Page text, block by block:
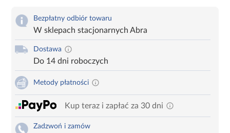
Bezpłatny odbiór towaru
W sklepach stacjonarnych Abra
Dostawa
Do 14 dni roboczych
Metody płatności
Kup teraz i zapłać za 30 dni
Zadzwoń i zamów